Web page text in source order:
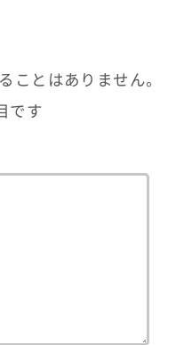
ことはありません。
です